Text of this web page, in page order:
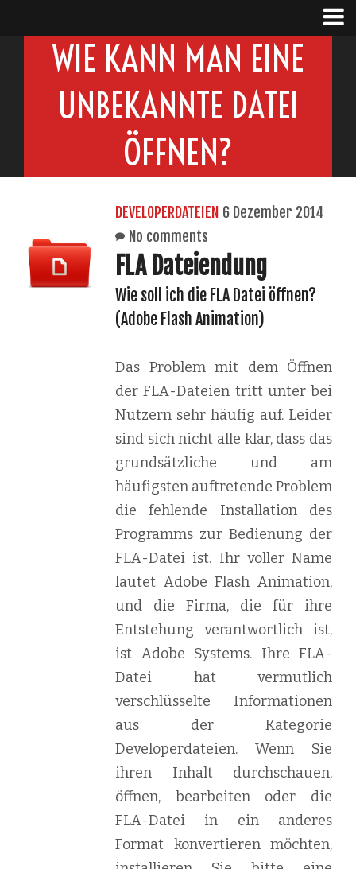
WIE KANN MAN EINE
UNBEKANNTE DATEI
ÖFFNEN?
DEVELOPERDATEIEN 6 Dezember 2014
No comments
FLA Dateiendung
Wie soll ich die FLA Datei öffnen?
(Adobe Flash Animation)
Das Problem mit dem Öffnen
der FLA-Dateien tritt unter bei
Nutzern sehr häufig auf. Leider
sind sich nicht alle klar, dass das
grundsätzliche und am
häufigsten auftretende Problem
die fehlende Installation des
Programms zur Bedienung der
FLA-Datei ist. Ihr voller Name
lautet Adobe Flash Animation,
und die Firma, die für ihre
Entstehung verantwortlich ist,
ist Adobe Systems. Ihre FLA-
Datei hat vermutlich
verschlüsselte Informationen
aus der Kategorie
Developerdateien. Wenn Sie
ihren Inhalt durchschauen,
öffnen, bearbeiten oder die
FLA-Datei in ein anderes
Format konvertieren möchten,